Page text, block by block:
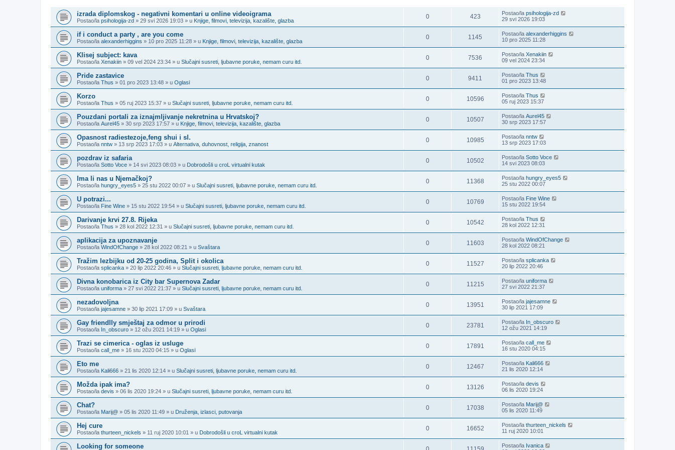
izrada diplomskog - negativni komentari u online videoigrama
Postao/la psihologija-zd » 29 svi 2026 19:03 » u Knjige, filmovi, televizija, kazalište, glazba
0 423 Postao/la psihologija-zd
29 svi 2026 19:03
if i conduct a party , are you come
Postao/la alexanderhiggins » 10 pro 2025 11:28 » u Knjige, filmovi, televizija, kazalište, glazba
0 1145 Postao/la alexanderhiggins
10 pro 2025 11:28
Klisej subject: kava
Postao/la Xenakiin » 09 vel 2024 23:34 » u Slučajni susreti, ljubavne poruke, nemam curu itd.
0 7536 Postao/la Xenakiin
09 vel 2024 23:34
Pride zastavice
Postao/la Thus » 01 pro 2023 13:48 » u Oglasi
0 9411 Postao/la Thus
01 pro 2023 13:48
Korzo
Postao/la Thus » 05 ruj 2023 15:37 » u Slučajni susreti, ljubavne poruke, nemam curu itd.
0 10596 Postao/la Thus
05 ruj 2023 15:37
Pouzdani portali za iznajmljivanje nekretnina u Hrvatskoj?
Postao/la Aurel45 » 30 srp 2023 17:57 » u Knjige, filmovi, televizija, kazalište, glazba
0 10507 Postao/la Aurel45
30 srp 2023 17:57
Opasnost radiestezoje,feng shui i sl.
Postao/la nntw » 13 srp 2023 17:03 » u Alternativa, duhovnost, religija, znanost
0 10985 Postao/la nntw
13 srp 2023 17:03
pozdrav iz safaria
Postao/la Sotto Voce » 14 svi 2023 08:03 » u Dobrodošli u croL virtualni kutak
0 10502 Postao/la Sotto Voce
14 svi 2023 08:03
Ima li nas u Njemačkoj?
Postao/la hungry_eyes5 » 25 stu 2022 00:07 » u Slučajni susreti, ljubavne poruke, nemam curu itd.
0 11368 Postao/la hungry_eyes5
25 stu 2022 00:07
U potrazi...
Postao/la Fine Wine » 15 stu 2022 19:54 » u Slučajni susreti, ljubavne poruke, nemam curu itd.
0 10769 Postao/la Fine Wine
15 stu 2022 19:54
Darivanje krvi 27.8. Rijeka
Postao/la Thus » 28 kol 2022 12:31 » u Slučajni susreti, ljubavne poruke, nemam curu itd.
0 10542 Postao/la Thus
28 kol 2022 12:31
aplikacija za upoznavanje
Postao/la WindOfChange » 28 kol 2022 08:21 » u Svaštara
0 11603 Postao/la WindOfChange
28 kol 2022 08:21
Tražim lezbijku od 20-25 godina, Split i okolica
Postao/la splicanka » 20 lip 2022 20:46 » u Slučajni susreti, ljubavne poruke, nemam curu itd.
0 11527 Postao/la splicanka
20 lip 2022 20:46
Divna konobarica iz City bar Supernova Zadar
Postao/la uniforma » 27 svi 2022 21:37 » u Slučajni susreti, ljubavne poruke, nemam curu itd.
0 11215 Postao/la uniforma
27 svi 2022 21:37
nezadovoljna
Postao/la jajesamne » 30 lip 2021 17:09 » u Svaštara
0 13951 Postao/la jajesamne
30 lip 2021 17:09
Gay friendlly smještaj za odmor u prirodi
Postao/la In_obscuro » 12 ožu 2021 14:19 » u Oglasi
0 23781 Postao/la In_obscuro
12 ožu 2021 14:19
Trazi se cimerica - oglas iz usluge
Postao/la call_me » 16 stu 2020 04:15 » u Oglasi
0 17891 Postao/la call_me
16 stu 2020 04:15
Eto me
Postao/la Kali666 » 21 lis 2020 12:14 » u Slučajni susreti, ljubavne poruke, nemam curu itd.
0 12467 Postao/la Kali666
21 lis 2020 12:14
Možda ipak ima?
Postao/la devis » 06 lis 2020 19:24 » u Slučajni susreti, ljubavne poruke, nemam curu itd.
0 13126 Postao/la devis
06 lis 2020 19:24
Chat?
Postao/la Marij@ » 05 lis 2020 11:49 » u Druženja, izlasci, putovanja
0 17038 Postao/la Marij@
05 lis 2020 11:49
Hej cure
Postao/la thurteen_nickels » 11 ruj 2020 10:01 » u Dobrodošli u croL virtualni kutak
0 16652 Postao/la thurteen_nickels
11 ruj 2020 10:01
Looking for someone Postao/la Ivanica